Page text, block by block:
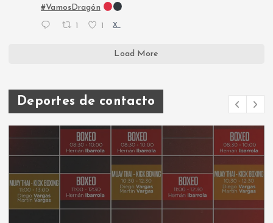
#VamosDragón
X
Load More
Deportes de contacto